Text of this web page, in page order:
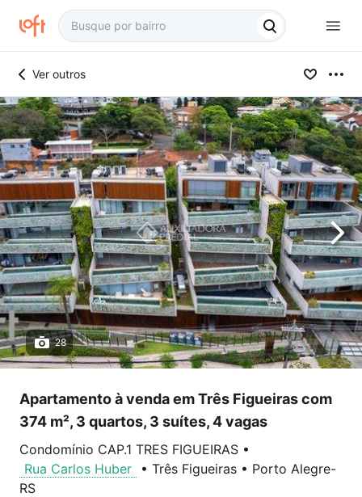
Ver outros
28
Apartamento à venda em Três Figueiras com
374 m², 3 quartos, 3 suítes, 4 vagas
Condomínio CAP.1 TRES FIGUEIRAS •
Rua Carlos Huber
• Três Figueiras • Porto Alegre-
RS